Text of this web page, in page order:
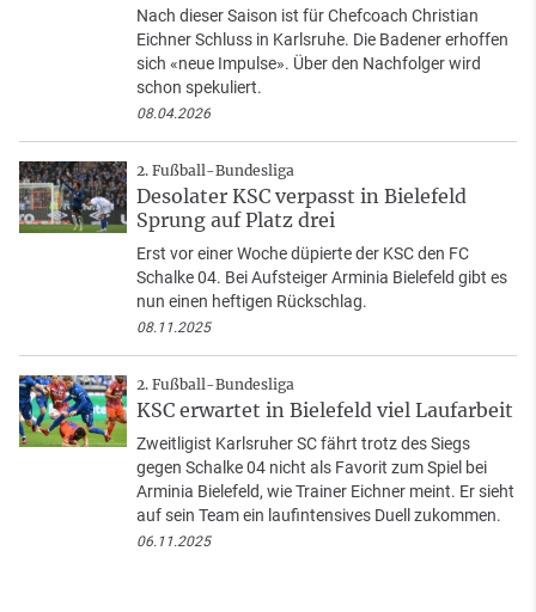
Nach dieser Saison ist für Chefcoach Christian
Eichner Schluss in Karlsruhe. Die Badener erhoffen
sich «neue Impulse». Über den Nachfolger wird
schon spekuliert.
08.04.2026
2. Fußball-Bundesliga
Desolater KSC verpasst in Bielefeld
Sprung auf Platz drei
Erst vor einer Woche düpierte der KSC den FC
Schalke 04. Bei Aufsteiger Arminia Bielefeld gibt es
nun einen heftigen Rückschlag.
08.11.2025
2. Fußball-Bundesliga
KSC erwartet in Bielefeld viel Laufarbeit
Zweitligist Karlsruher SC fährt trotz des Siegs
gegen Schalke 04 nicht als Favorit zum Spiel bei
Arminia Bielefeld, wie Trainer Eichner meint. Er sieht
auf sein Team ein laufintensives Duell zukommen.
06.11.2025